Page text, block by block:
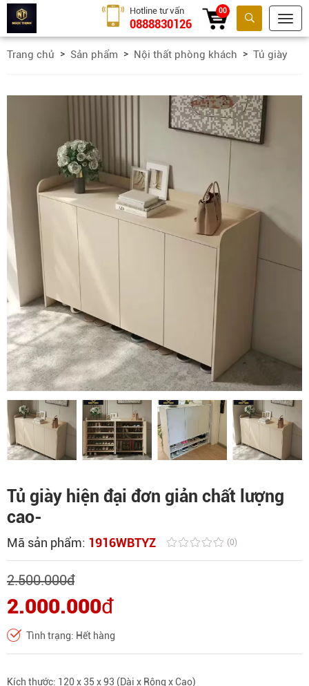
Tìm kiếm
Hotline tư vấn
0888830126
00
Trang chủ Sản phẩm Nội thất phòng khách Tủ giày
Tủ giày hiện đại đơn giản chất lượng
cao-
Mã sản phẩm: 1916WBTYZ (0)
2.500.000đ
2.000.000đ
Tình trạng: Hết hàng
Kích thước: 120 x 35 x 93 (Dài x Rộng x Cao)